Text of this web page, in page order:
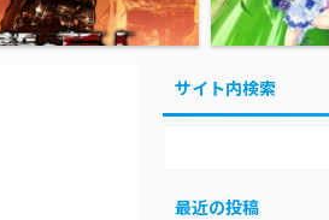
サイト内検索
最近の投稿